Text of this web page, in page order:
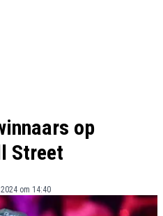
op
Street
om 14:40